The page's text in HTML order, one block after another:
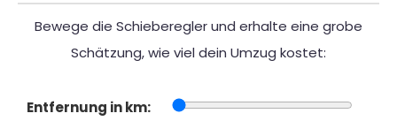
Bewege die Schieberegler und erhalte eine grobe
Schätzung, wie viel dein Umzug kostet:
Entfernung in km: